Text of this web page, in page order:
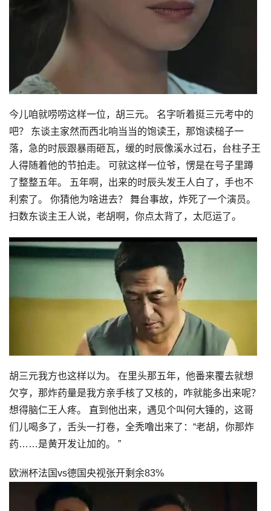
今儿咱就唠唠这样一位，胡三元。 名字听着挺三元考中的
吧？ 东谈主家然而西北响当当的饱读王，那饱读槌子一
落，急的时辰跟暴雨砸瓦，缓的时辰像溪水过石，台柱子王
人得随着他的节拍走。 可就这样一位爷，愣是在号子里蹲
了整整五年。 五年啊，出来的时辰头发王人白了，手也不
利索了。 你猜他为啥进去？ 舞台事故，炸死了一个演员。
扫数东谈主王人说，老胡啊，你点太背了，太厄运了。
胡三元我方也这样以为。 在里头那五年，他番来覆去就想
欠亨，那炸药量是我方亲手核了又核的，咋就能多出来呢？
想得脑仁王人疼。 直到他出来，遇见个叫何大锤的，这哥
们儿喝多了，舌头一打卷，全秃噜出来了：“老胡，你那炸
药……是黄开发让加的。 ”
欧洲杯法国vs德国央视张开剩余83%